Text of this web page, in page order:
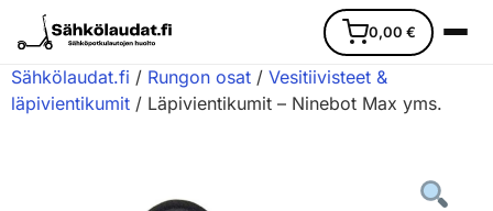
0,00 €
Sähkölaudat.fi / Rungon osat / Vesitiivisteet &
läpivientikumit / Läpivientikumit – Ninebot Max yms.